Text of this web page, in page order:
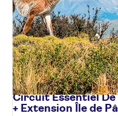
Circuit Essentiel
+ Extension Île de